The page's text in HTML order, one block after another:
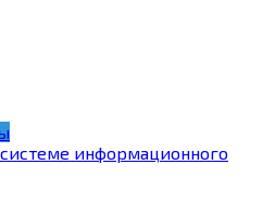
информационного